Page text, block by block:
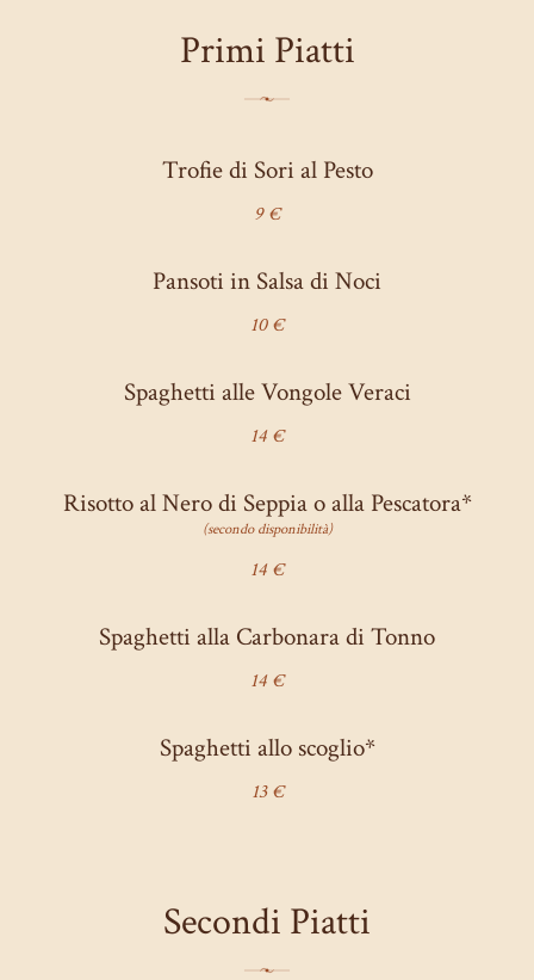
Primi Piatti
Trofie di Sori al Pesto
9 €
Pansoti in Salsa di Noci
10 €
Spaghetti alle Vongole Veraci
14 €
Risotto al Nero di Seppia o alla Pescatora*
(secondo disponibilità)
14 €
Spaghetti alla Carbonara di Tonno
14 €
Spaghetti allo scoglio*
13 €
Secondi Piatti